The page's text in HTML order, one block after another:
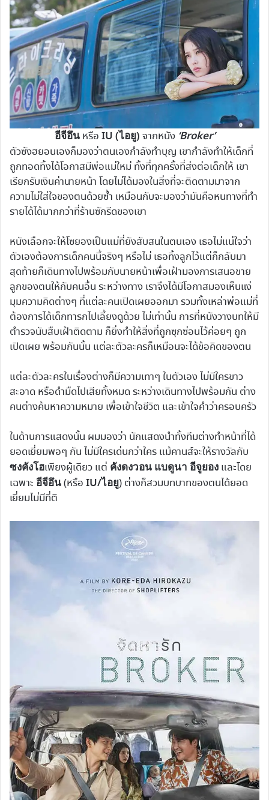
อีจีอึนหรือ IU (ไอยู) จากหนัง ‘Broker’
ตัวซังฮยอนเองก็มองว่าตนเองกำลังทำบุญ เขากำลังทำให้เด็กที่
ถูกทอดทิ้งได้โอกาสมีพ่อแม่ใหม่ ทั้งที่ทุกครั้งที่ส่งต่อเด็กให้ เขา
เรียกรับเงินค่านายหน้า โดยไม่ได้มองในสิ่งที่จะติดตามมาจาก
ความไม่ใส่ใจของตนด้วยซ้ำ เหมือนกับจะมองว่ามันคือหนทางที่ทำ
รายได้ได้มากกว่าที่ร้านซักรีดของเขา
หนังเลือกจะให้โซยองเป็นแม่ที่ยังสับสนในตนเอง เธอไม่แน่ใจว่า
ตัวเองต้องการเด็กคนนี้จริงๆ หรือไม่ เธอทิ้งลูกไว้แต่ก็กลับมา
สุดท้ายก็เดินทางไปพร้อมกับนายหน้าเพื่อเฝ้ามองการเสนอขาย
ลูกของตนให้กับคนอื่น ระหว่างทาง เราจึงได้มีโอกาสมองเห็นแง่
มุมความคิดต่างๆ ที่แต่ละคนเปิดเผยออกมา รวมทั้งเหล่าพ่อแม่ที่
ต้องการได้เด็กทารกไปเลี้ยงดูด้วย ไม่เท่านั้น การที่หนังวางบทให้มี
ตำรวจนับสืบเฝ้าติดตาม ก็ยิ่งทำให้สิ่งที่ถูกซุกซ่อนไว้ค่อยๆ ถูก
เปิดเผย พร้อมกันนั้น แต่ละตัวละครก็เหมือนจะได้ข้อคิดของตน
แต่ละตัวละครในเรื่องต่างก็มีความเทาๆ ในตัวเอง ไม่มีใครขาว
สะอาด หรือดำมืดไปเสียทั้งหมด ระหว่างเดินทางไปพร้อมกัน ต่าง
คนต่างค้นหาความหมาย เพื่อเข้าใจชีวิต และเข้าใจคำว่าครอบครัว
ในด้านการแสดงนั้น ผมมองว่า นักแสดงนำทั้งทีมต่างทำหน้าที่ได้
ยอดเยี่ยมพอๆ กัน ไม่มีใครเด่นกว่าใคร แม้คานส์จะให้รางวัลกับ
ซงคังโฮเพียงผู้เดียว แต่ คังดงวอน แบดูนา อีจูยอง และโดย
เฉพาะ อีจีอึน(หรือ IU/ไอยู) ต่างก็สวมบทบาทของตนได้ยอด
เยี่ยมไม่มีที่ติ